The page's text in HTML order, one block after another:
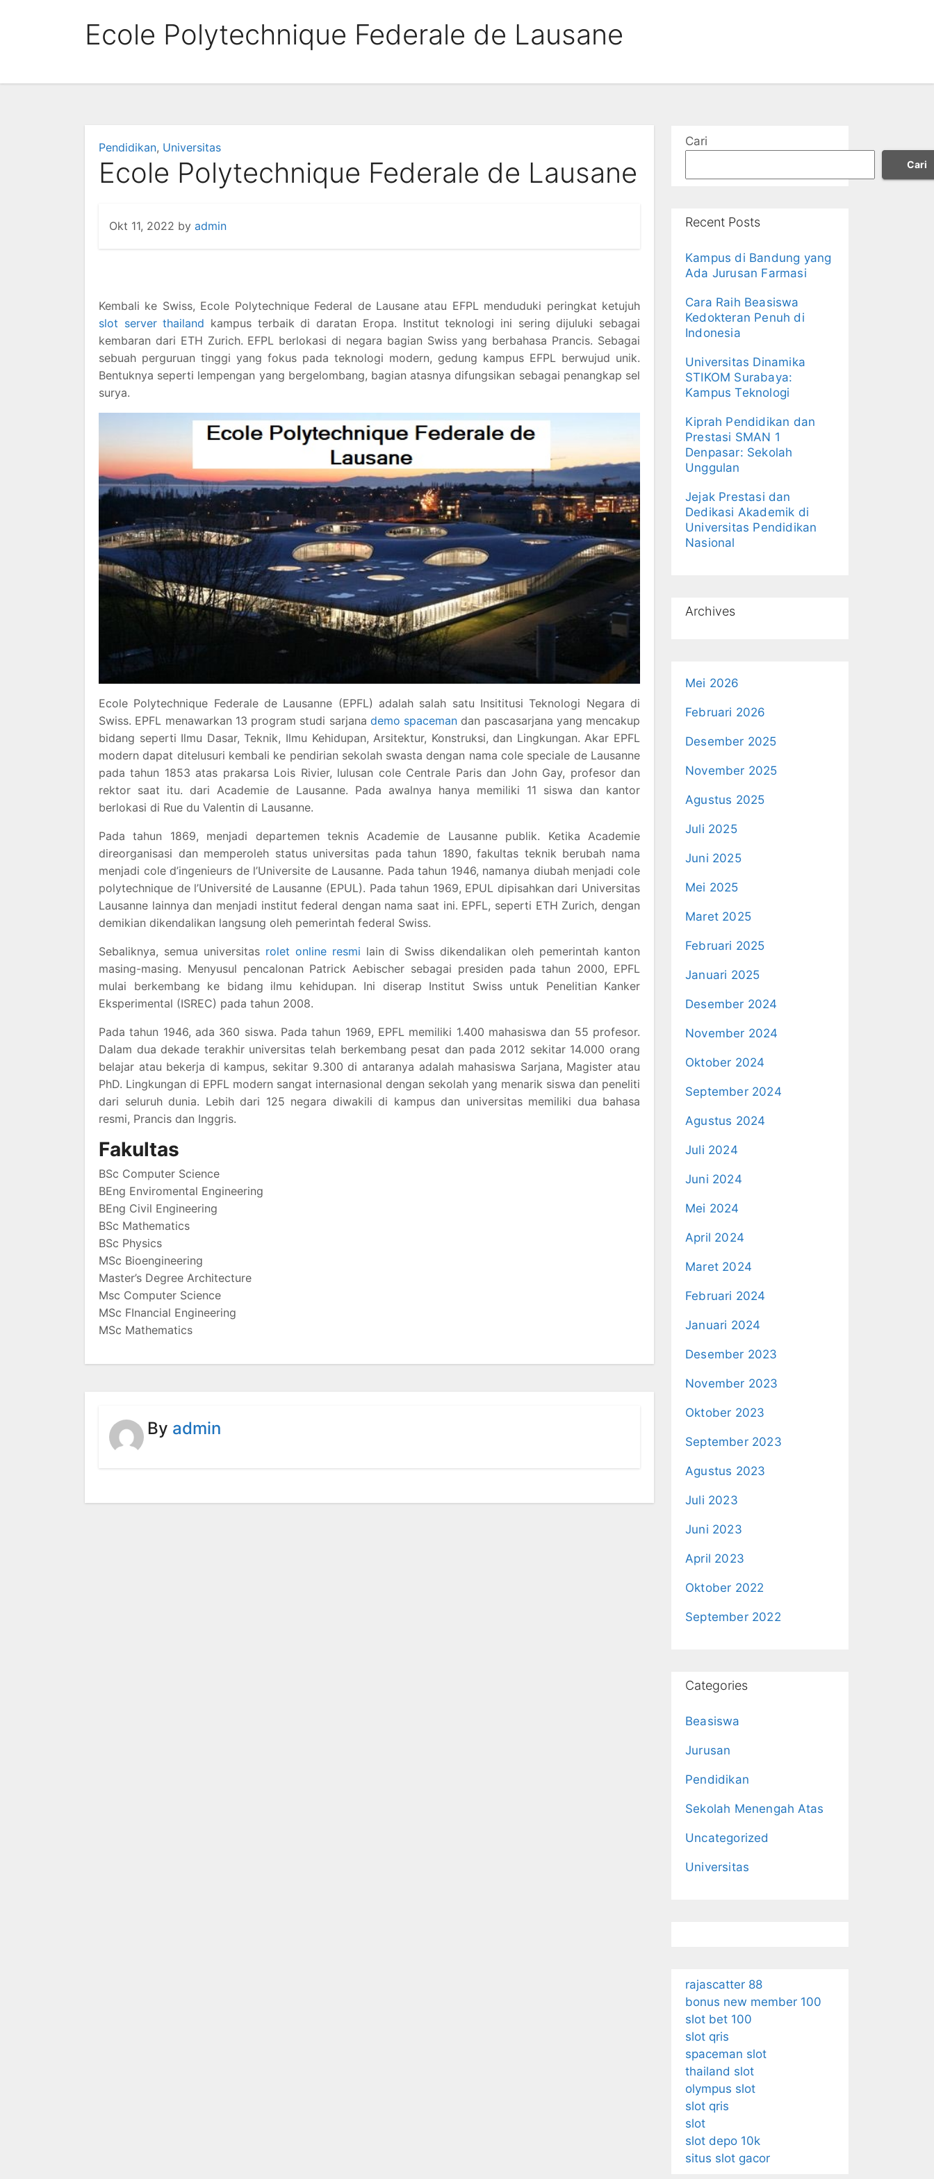
Ecole Polytechnique Federale de Lausane
Pendidikan, Universitas
Ecole Polytechnique Federale de Lausane
Okt 11, 2022 by admin
Kembali ke Swiss, Ecole Polytechnique Federal de Lausane atau EFPL menduduki peringkat ketujuh
slot server thailand kampus terbaik di daratan Eropa. Institut teknologi ini sering dijuluki sebagai
kembaran dari ETH Zurich. EFPL berlokasi di negara bagian Swiss yang berbahasa Prancis. Sebagai
sebuah perguruan tinggi yang fokus pada teknologi modern, gedung kampus EFPL berwujud unik.
Bentuknya seperti lempengan yang bergelombang, bagian atasnya difungsikan sebagai penangkap sel
surya.
Ecole Polytechnique Federale de Lausanne (EPFL) adalah salah satu Insititusi Teknologi Negara di
Swiss. EPFL menawarkan 13 program studi sarjana demo spaceman dan pascasarjana yang mencakup
bidang seperti Ilmu Dasar, Teknik, Ilmu Kehidupan, Arsitektur, Konstruksi, dan Lingkungan. Akar EPFL
modern dapat ditelusuri kembali ke pendirian sekolah swasta dengan nama cole speciale de Lausanne
pada tahun 1853 atas prakarsa Lois Rivier, lulusan cole Centrale Paris dan John Gay, profesor dan
rektor saat itu. dari Academie de Lausanne. Pada awalnya hanya memiliki 11 siswa dan kantor
berlokasi di Rue du Valentin di Lausanne.
Pada tahun 1869, menjadi departemen teknis Academie de Lausanne publik. Ketika Academie
direorganisasi dan memperoleh status universitas pada tahun 1890, fakultas teknik berubah nama
menjadi cole d’ingenieurs de l’Universite de Lausanne. Pada tahun 1946, namanya diubah menjadi cole
polytechnique de l’Université de Lausanne (EPUL). Pada tahun 1969, EPUL dipisahkan dari Universitas
Lausanne lainnya dan menjadi institut federal dengan nama saat ini. EPFL, seperti ETH Zurich, dengan
demikian dikendalikan langsung oleh pemerintah federal Swiss.
Sebaliknya, semua universitas rolet online resmi lain di Swiss dikendalikan oleh pemerintah kanton
masing-masing. Menyusul pencalonan Patrick Aebischer sebagai presiden pada tahun 2000, EPFL
mulai berkembang ke bidang ilmu kehidupan. Ini diserap Institut Swiss untuk Penelitian Kanker
Eksperimental (ISREC) pada tahun 2008.
Pada tahun 1946, ada 360 siswa. Pada tahun 1969, EPFL memiliki 1.400 mahasiswa dan 55 profesor.
Dalam dua dekade terakhir universitas telah berkembang pesat dan pada 2012 sekitar 14.000 orang
belajar atau bekerja di kampus, sekitar 9.300 di antaranya adalah mahasiswa Sarjana, Magister atau
PhD. Lingkungan di EPFL modern sangat internasional dengan sekolah yang menarik siswa dan peneliti
dari seluruh dunia. Lebih dari 125 negara diwakili di kampus dan universitas memiliki dua bahasa
resmi, Prancis dan Inggris.
Fakultas
BSc Computer Science
BEng Enviromental Engineering
BEng Civil Engineering
BSc Mathematics
BSc Physics
MSc Bioengineering
Master’s Degree Architecture
Msc Computer Science
MSc FInancial Engineering
MSc Mathematics
By admin
Cari
Cari
Recent Posts
Kampus di Bandung yang
Ada Jurusan Farmasi
Cara Raih Beasiswa
Kedokteran Penuh di
Indonesia
Universitas Dinamika
STIKOM Surabaya:
Kampus Teknologi
Kiprah Pendidikan dan
Prestasi SMAN 1
Denpasar: Sekolah
Unggulan
Jejak Prestasi dan
Dedikasi Akademik di
Universitas Pendidikan
Nasional
Archives
Mei 2026
Februari 2026
Desember 2025
November 2025
Agustus 2025
Juli 2025
Juni 2025
Mei 2025
Maret 2025
Februari 2025
Januari 2025
Desember 2024
November 2024
Oktober 2024
September 2024
Agustus 2024
Juli 2024
Juni 2024
Mei 2024
April 2024
Maret 2024
Februari 2024
Januari 2024
Desember 2023
November 2023
Oktober 2023
September 2023
Agustus 2023
Juli 2023
Juni 2023
April 2023
Oktober 2022
September 2022
Categories
Beasiswa
Jurusan
Pendidikan
Sekolah Menengah Atas
Uncategorized
Universitas
rajascatter 88
bonus new member 100
slot bet 100
slot qris
spaceman slot
thailand slot
olympus slot
slot qris
slot
slot depo 10k
situs slot gacor